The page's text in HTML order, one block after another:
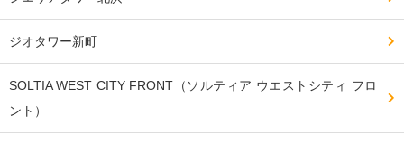
ジオタワー新町
SOLTIA WEST CITY FRONT（ソルティア ウエストシティ フロ
ント）